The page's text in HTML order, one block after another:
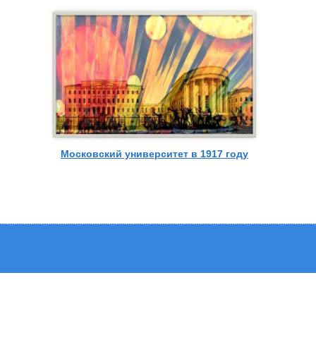
Московский университет в 1917 году